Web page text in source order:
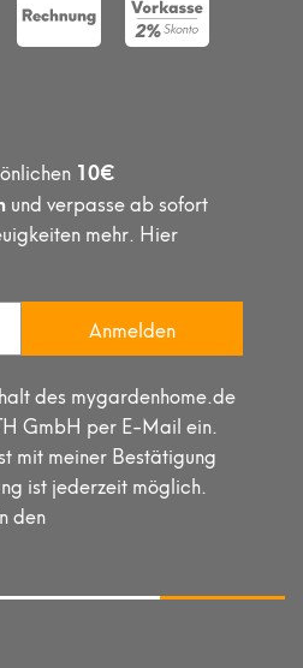
10€
und verpasse ab sofort
mehr. Hier
Anmelden
des mygardenhome.de
GmbH per E-Mail ein.
mit meiner Bestätigung
ist jederzeit möglich.
den